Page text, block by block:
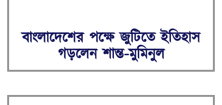
বাংলাদেশের পক্ষে জুটিতে ইতিহাস
গড়লেন শান্ত-মুমিনুল